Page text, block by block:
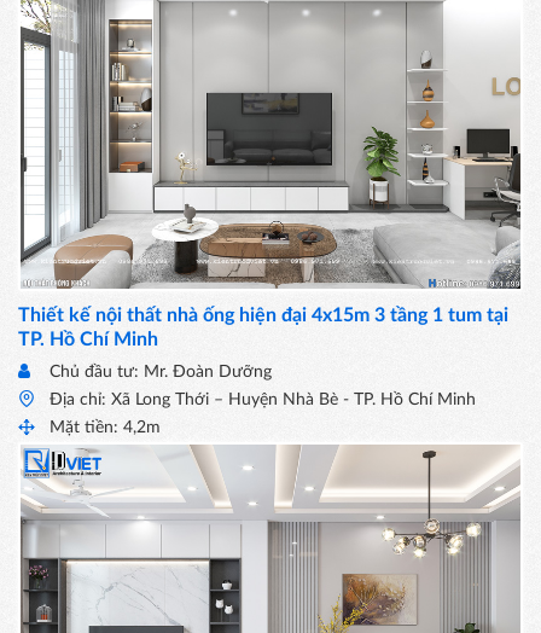
Thiết kế nội thất nhà ống hiện đại 4x15m 3 tầng 1 tum tại
TP. Hồ Chí Minh
Chủ đầu tư: Mr. Đoàn Dưỡng
Địa chỉ: Xã Long Thới – Huyện Nhà Bè - TP. Hồ Chí Minh
Mặt tiền: 4,2m